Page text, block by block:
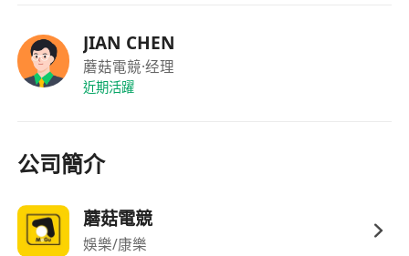
JIAN CHEN
蘑菇電競·经理
近期活躍
公司簡介
蘑菇電競
娛樂/康樂